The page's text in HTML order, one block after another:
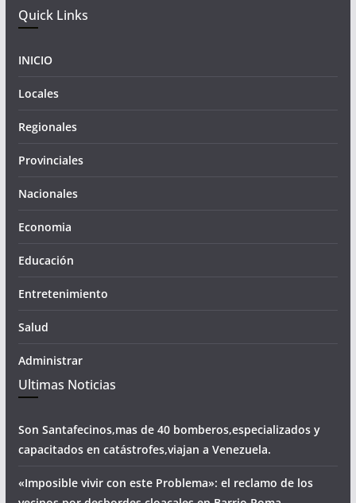
Quick Links
INICIO
Locales
Regionales
Provinciales
Nacionales
Economia
Educación
Entretenimiento
Salud
Administrar
Ultimas Noticias
Son Santafecinos,mas de 40 bomberos,especializados y
capacitados en catástrofes,viajan a Venezuela.
«Imposible vivir con este Problema»: el reclamo de los